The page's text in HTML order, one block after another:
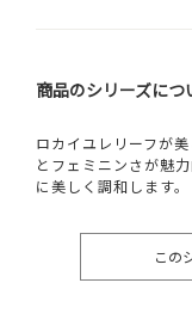
商品のシリーズにつ
ロカイユレリーフが
とフェミニンさが魅
に美しく調和します。
この